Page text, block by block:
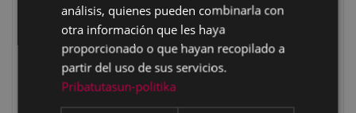
Pagadibeltza/Tropelau
Oregizar
Amurutegi
Baskaranburu
análisis, quienes pueden combinarla con
otra información que les haya
proporcionado o que hayan recopilado a
partir del uso de sus servicios.
Pribatutasun-politika